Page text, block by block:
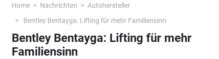
Home Nachrichten
Autohersteller
Bentley Bentayga: Lifting für mehr Familiensinn
Bentley Bentayga: Lifting für mehr
Familiensinn